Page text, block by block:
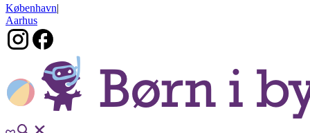
København|
Aarhus